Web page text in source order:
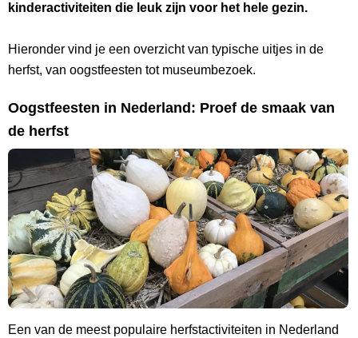
kinderactiviteiten die leuk zijn voor het hele gezin.
Hieronder vind je een overzicht van typische uitjes in de
herfst, van oogstfeesten tot museumbezoek.
Oogstfeesten in Nederland: Proef de smaak van
de herfst
Een van de meest populaire herfstactiviteiten in Nederland